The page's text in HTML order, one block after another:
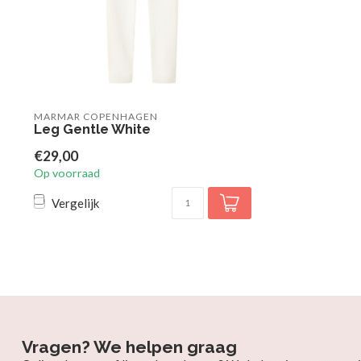
MARMAR COPENHAGEN
Leg Gentle White
€29,00
Op voorraad
Vergelijk
Vragen? We helpen graag